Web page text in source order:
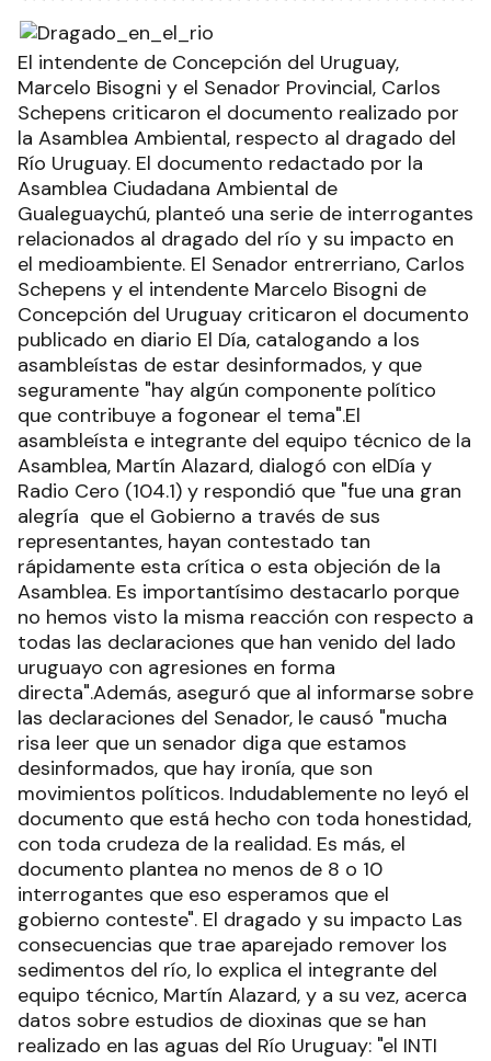
El intendente de Concepción del Uruguay,
Marcelo Bisogni y el Senador Provincial, Carlos
Schepens criticaron el documento realizado por
la Asamblea Ambiental, respecto al dragado del
Río Uruguay. El documento redactado por la
Asamblea Ciudadana Ambiental de
Gualeguaychú, planteó una serie de interrogantes
relacionados al dragado del río y su impacto en
el medioambiente. El Senador entrerriano, Carlos
Schepens y el intendente Marcelo Bisogni de
Concepción del Uruguay criticaron el documento
publicado en diario El Día, catalogando a los
asambleístas de estar desinformados, y que
seguramente "hay algún componente político
que contribuye a fogonear el tema".El
asambleísta e integrante del equipo técnico de la
Asamblea, Martín Alazard, dialogó con elDía y
Radio Cero (104.1) y respondió que "fue una gran
alegría que el Gobierno a través de sus
representantes, hayan contestado tan
rápidamente esta crítica o esta objeción de la
Asamblea. Es importantísimo destacarlo porque
no hemos visto la misma reacción con respecto a
todas las declaraciones que han venido del lado
uruguayo con agresiones en forma
directa".Además, aseguró que al informarse sobre
las declaraciones del Senador, le causó "mucha
risa leer que un senador diga que estamos
desinformados, que hay ironía, que son
movimientos políticos. Indudablemente no leyó el
documento que está hecho con toda honestidad,
con toda crudeza de la realidad. Es más, el
documento plantea no menos de 8 o 10
interrogantes que eso esperamos que el
gobierno conteste". El dragado y su impacto Las
consecuencias que trae aparejado remover los
sedimentos del río, lo explica el integrante del
equipo técnico, Martín Alazard, y a su vez, acerca
datos sobre estudios de dioxinas que se han
realizado en las aguas del Río Uruguay: "el INTI